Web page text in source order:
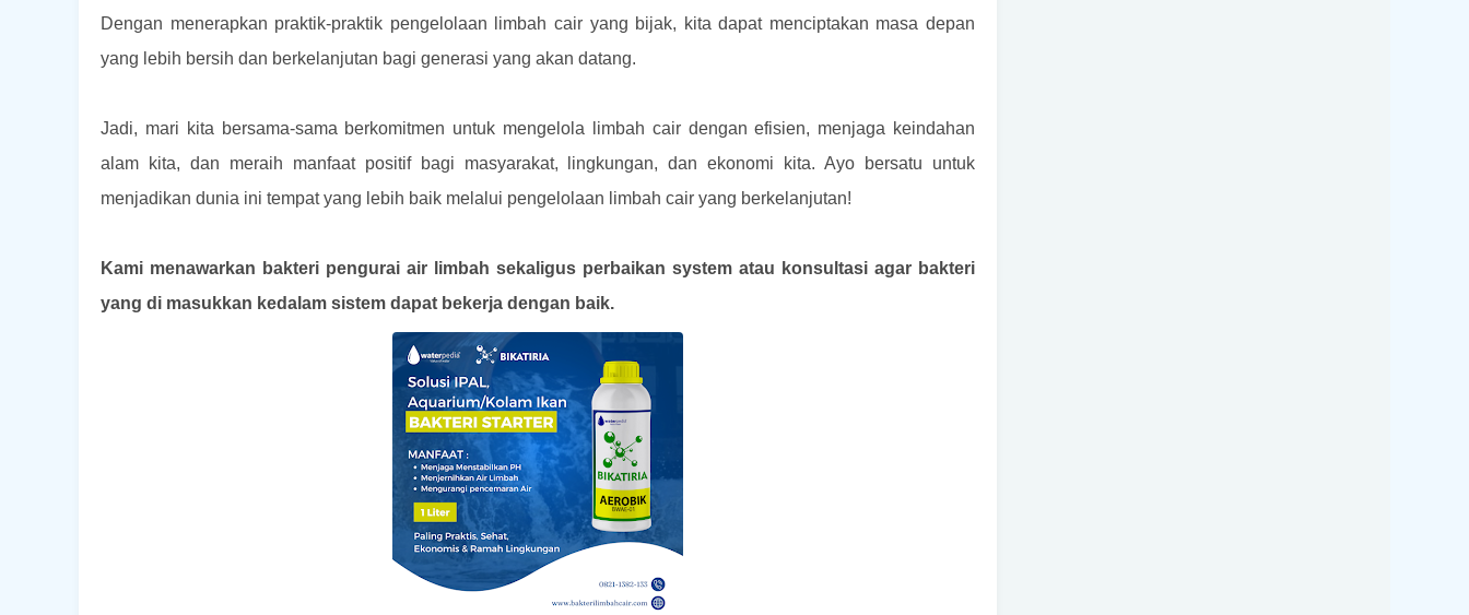
Dengan menerapkan praktik-praktik pengelolaan limbah cair yang bijak, kita dapat menciptakan masa depan
yang lebih bersih dan berkelanjutan bagi generasi yang akan datang.
Jadi, mari kita bersama-sama berkomitmen untuk mengelola limbah cair dengan efisien, menjaga keindahan
alam kita, dan meraih manfaat positif bagi masyarakat, lingkungan, dan ekonomi kita. Ayo bersatu untuk
menjadikan dunia ini tempat yang lebih baik melalui pengelolaan limbah cair yang berkelanjutan!
Kami menawarkan bakteri pengurai air limbah sekaligus perbaikan system atau konsultasi agar bakteri
yang di masukkan kedalam sistem dapat bekerja dengan baik.